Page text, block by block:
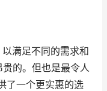
满足不同的需求和
的。但也是最令人
了一个更实惠的选